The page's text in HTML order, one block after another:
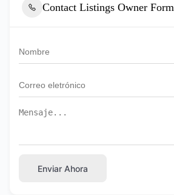
Contact Listings Owner Form
Enviar Ahora